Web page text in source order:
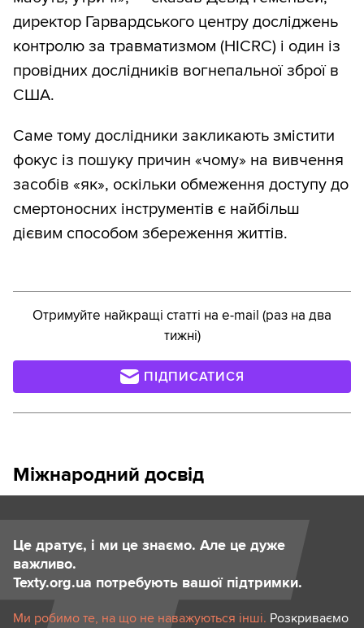
директор Гарвардського центру досліджень
контролю за травматизмом (HICRC) і один із
провідних дослідників вогнепальної зброї в
США.
Саме тому дослідники закликають змістити
фокус із пошуку причин «чому» на вивчення
засобів «як», оскільки обмеження доступу до
смертоносних інструментів є найбільш
дієвим способом збереження життів.
Отримуйте найкращі статті на e-mail (раз на два
тижні)
ПІДПИСАТИСЯ
Міжнародний досвід
Це дратує, і ми це знаємо. Але це дуже
важливо.
Texty.org.ua потребують вашої підтримки.
Ми робимо те, на що не наважуються інші. Розкриваємо